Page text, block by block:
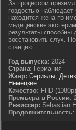
За процессом
гордостью
находится жена по
медицинские
результаты
восстановить слух.
станцию...
Год выпуска: 2024
Страна: Германия
Жанр: Сериалы,
Немецкие
Качество: FHD (1080p)
Премьера в России:
Режиссер: Sebastian
Продолжительность: